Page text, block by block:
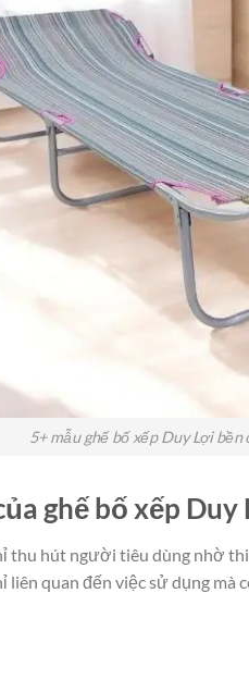
5+ mẫu ghế bố xếp Duy Lợi
ghế bố xếp Duy
thu hút người tiêu dùng nhờ
liên quan đến việc sử dụng